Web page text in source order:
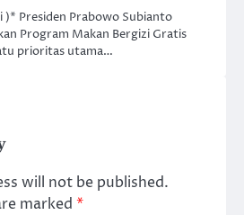
)* Presiden Prabowo Subianto
Program Makan Bergizi Gratis
prioritas utama…
will not be published.
marked *